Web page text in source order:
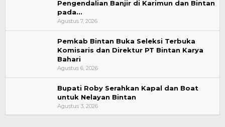
Pengendalian Banjir di Karimun dan Bintan
pada…
Agustus 7, 2026
Pemkab Bintan Buka Seleksi Terbuka
Komisaris dan Direktur PT Bintan Karya
Bahari
Agustus 6, 2026
Bupati Roby Serahkan Kapal dan Boat
untuk Nelayan Bintan
Agustus 3, 2026